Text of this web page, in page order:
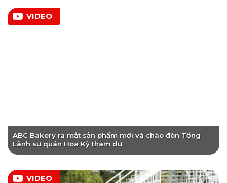
VIDEO
ABC Bakery ra mắt sản phẩm mới và chào đón Tổng
Lãnh sự quán Hoa Kỳ tham dự
VIDEO